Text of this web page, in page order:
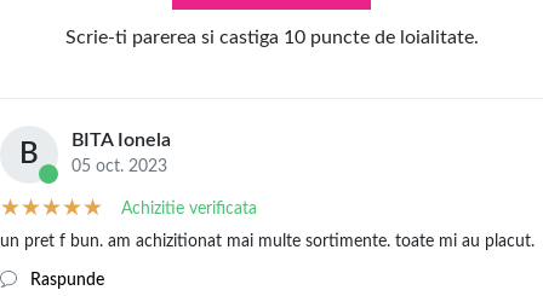
Scrie-ti parerea si castiga 10 puncte de loialitate.
B BITA Ionela
05 oct. 2023
Achizitie verificata
un pret f bun. am achizitionat mai multe sortimente. toate mi au placut.
Raspunde